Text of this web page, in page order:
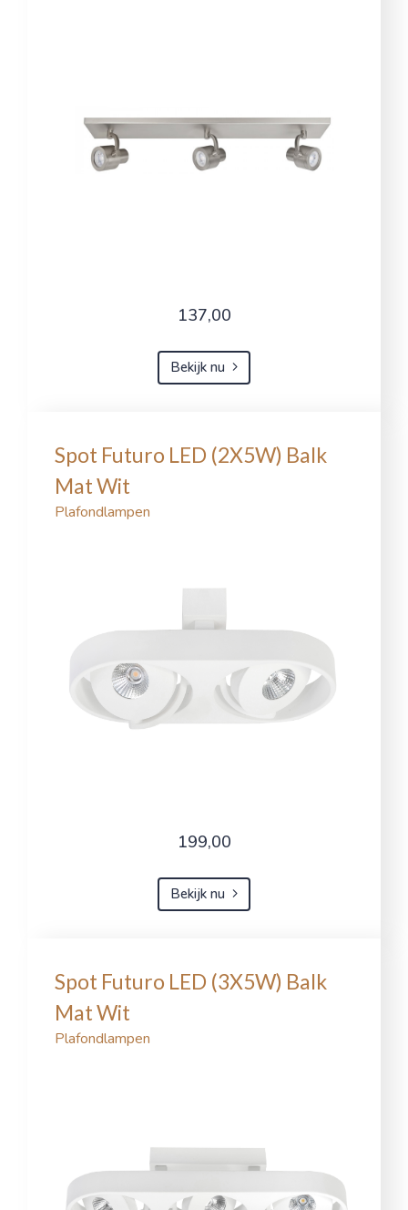
137,00
Bekijk nu
Spot Futuro LED (2X5W) Balk
Mat Wit
Plafondlampen
199,00
Bekijk nu
Spot Futuro LED (3X5W) Balk
Mat Wit
Plafondlampen
U kunt per categorie kiezen welke cookies u toestaat: